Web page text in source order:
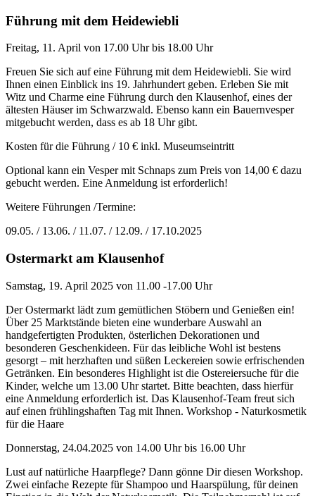
Führung mit dem Heidewiebli
Freitag, 11. April von 17.00 Uhr bis 18.00 Uhr
Freuen Sie sich auf eine Führung mit dem Heidewiebli. Sie wird
Ihnen einen Einblick ins 19. Jahrhundert geben. Erleben Sie mit
Witz und Charme eine Führung durch den Klausenhof, eines der
ältesten Häuser im Schwarzwald. Ebenso kann ein Bauernvesper
mitgebucht werden, dass es ab 18 Uhr gibt.
Kosten für die Führung / 10 € inkl. Museumseintritt
Optional kann ein Vesper mit Schnaps zum Preis von 14,00 € dazu
gebucht werden. Eine Anmeldung ist erforderlich!
Weitere Führungen /Termine:
09.05. / 13.06. / 11.07. / 12.09. / 17.10.2025
Ostermarkt am Klausenhof
Samstag, 19. April 2025 von 11.00 -17.00 Uhr
Der Ostermarkt lädt zum gemütlichen Stöbern und Genießen ein!
Über 25 Marktstände bieten eine wunderbare Auswahl an
handgefertigten Produkten, österlichen Dekorationen und
besonderen Geschenkideen. Für das leibliche Wohl ist bestens
gesorgt – mit herzhaften und süßen Leckereien sowie erfrischenden
Getränken. Ein besonderes Highlight ist die Ostereiersuche für die
Kinder, welche um 13.00 Uhr startet. Bitte beachten, dass hierfür
eine Anmeldung erforderlich ist. Das Klausenhof-Team freut sich
auf einen frühlingshaften Tag mit Ihnen. Workshop - Naturkosmetik
für die Haare
Donnerstag, 24.04.2025 von 14.00 Uhr bis 16.00 Uhr
Lust auf natürliche Haarpflege? Dann gönne Dir diesen Workshop.
Zwei einfache Rezepte für Shampoo und Haarspülung, für deinen